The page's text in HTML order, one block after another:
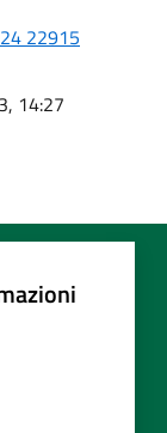
22915
14:27